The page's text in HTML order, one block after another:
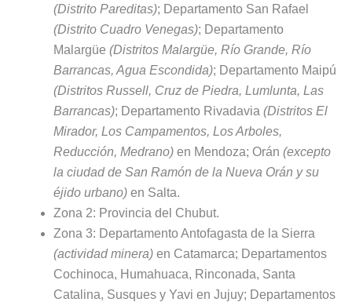
(Distrito Pareditas); Departamento San Rafael
(Distrito Cuadro Venegas); Departamento
Malargüe (Distritos Malargüe, Río Grande, Río
Barrancas, Agua Escondida); Departamento Maipú
(Distritos Russell, Cruz de Piedra, Lumlunta, Las
Barrancas); Departamento Rivadavia (Distritos El
Mirador, Los Campamentos, Los Arboles,
Reducción, Medrano) en Mendoza; Orán (excepto
la ciudad de San Ramón de la Nueva Orán y su
éjido urbano) en Salta.
Zona 2: Provincia del Chubut.
Zona 3: Departamento Antofagasta de la Sierra
(actividad minera) en Catamarca; Departamentos
Cochinoca, Humahuaca, Rinconada, Santa
Catalina, Susques y Yavi en Jujuy; Departamentos